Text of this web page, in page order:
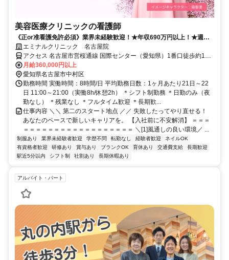
美容医療クリニックの看護師
《正or准看護免許必須》業界未経験歓迎！★年収690万円以上！★週休2
日＆有給取得率9割★昇給・賞与あり★社割あり
エミナルクリニック 名古屋院
アクセス 名古屋市営桜通線 国際センター（愛知県）1番口徒歩約1
分、名古屋市営桜通線 名古屋4番口徒歩約7分、名古屋市営東山線 名
古屋4番口徒歩約7分
月給360,000円以上
愛知県名古屋市中村区
勤務時間 実働時間：8時間/日 平均勤務日数：1ヶ月あたり21日～22
日 11:00～21:00（実働8h/休憩2h） ＊シフト制勤務 ＊日勤のみ（夜
勤なし） ＊残業なし ＊フルタイム歓迎 ＊長期歓...
仕事内容 ＼＼ 第二のスタート地点 ／／ 失敗したってやり直せる！
あなたのペースで新しいキャリアを。 【入社前に不安解消】 ＝＝＝
＝＝＝＝＝＝＝＝＝＝＝＝＝＝＝＝＝＝ ＼[1]風通しの良い環境／ ...
制服あり 業界未経験者歓迎 学歴不問 転勤なし 経験者歓迎
ネイルOK
有資格者歓迎
研修あり 賞与あり ブランクOK 育休あり 交通費支給
長期歓迎
駅近5分以内
シフト制 社割あり 長期休暇あり
アルバイト・パート